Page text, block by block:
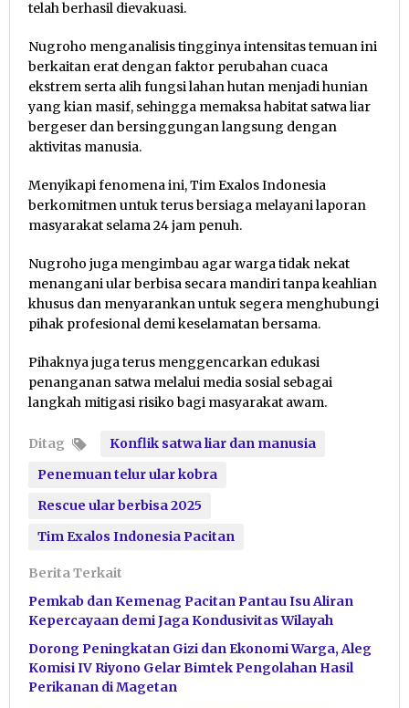
telah berhasil dievakuasi.
Nugroho menganalisis tingginya intensitas temuan ini
berkaitan erat dengan faktor perubahan cuaca
ekstrem serta alih fungsi lahan hutan menjadi hunian
yang kian masif, sehingga memaksa habitat satwa liar
bergeser dan bersinggungan langsung dengan
aktivitas manusia.
Menyikapi fenomena ini, Tim Exalos Indonesia
berkomitmen untuk terus bersiaga melayani laporan
masyarakat selama 24 jam penuh.
Nugroho juga mengimbau agar warga tidak nekat
menangani ular berbisa secara mandiri tanpa keahlian
khusus dan menyarankan untuk segera menghubungi
pihak profesional demi keselamatan bersama.
Pihaknya juga terus menggencarkan edukasi
penanganan satwa melalui media sosial sebagai
langkah mitigasi risiko bagi masyarakat awam.
Ditag
Konflik satwa liar dan manusia
Penemuan telur ular kobra
Rescue ular berbisa 2025
Tim Exalos Indonesia Pacitan
Berita Terkait
Pemkab dan Kemenag Pacitan Pantau Isu Aliran
Kepercayaan demi Jaga Kondusivitas Wilayah
Dorong Peningkatan Gizi dan Ekonomi Warga, Aleg
Komisi IV Riyono Gelar Bimtek Pengolahan Hasil
Perikanan di Magetan